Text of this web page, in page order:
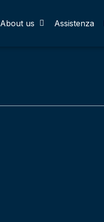
About us Assistenza